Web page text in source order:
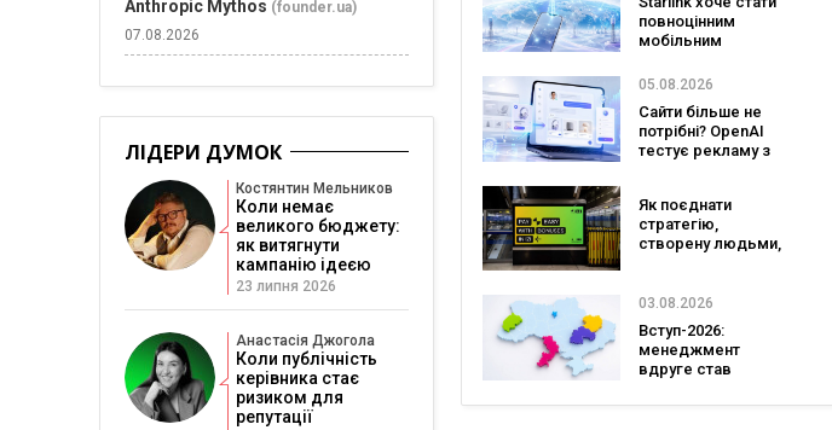
повноцінним
мобільним
SpaceX готує
Verizon, AT&T і T-
Mobile
05.08.2026
Сайти більше не
потрібні? OpenAI
тестує рекламу з
бренду
Як поєднати
стратегію,
створену людьми,
SHOTS
03.08.2026
Вступ-2026:
менеджмент
вдруге став
спеціальністю, а
Anthropic Mythos (founder.ua)
07.08.2026
ЛІДЕРИ ДУМОК
Костянтин Мельников
Коли немає
великого бюджету:
як витягнути
кампанію ідеєю
23 липня 2026
Анастасія Джогола
Коли публічність
керівника стає
ризиком для
репутації